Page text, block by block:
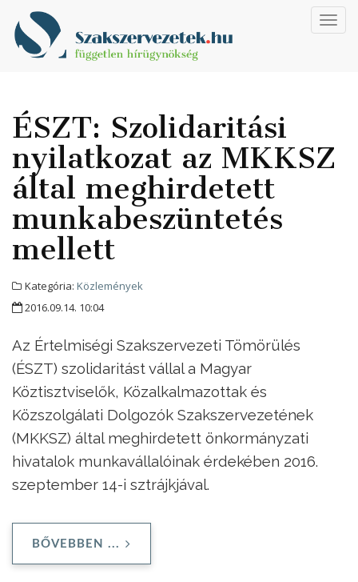
ÉSZT: Szolidaritási
nyilatkozat az MKKSZ
által meghirdetett
munkabeszüntetés
mellett
Kategória: Közlemények
2016.09.14. 10:04
Az Értelmiségi Szakszervezeti Tömörülés
(ÉSZT) szolidaritást vállal a Magyar
Köztisztviselők, Közalkalmazottak és
Közszolgálati Dolgozók Szakszervezetének
(MKKSZ) által meghirdetett önkormányzati
hivatalok munkavállalóinak érdekében 2016.
szeptember 14-i sztrájkjával.
BŐVEBBEN ...